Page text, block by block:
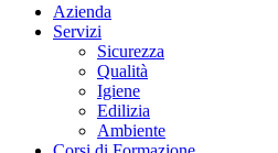
Azienda
Servizi
Sicurezza
Qualità
Igiene
Edilizia
Ambiente